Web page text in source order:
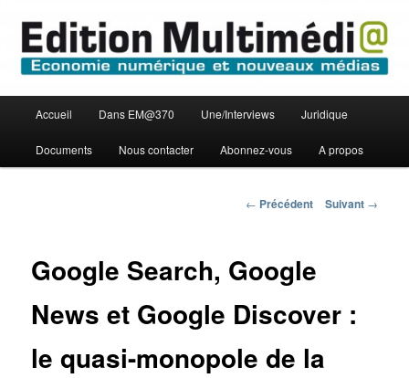
contenu
principalEdition Multimédi@
principal
Accueil Dans EM@370 Une/Interviews Juridique
Documents Nous contacter Abonnez-vous A propos
Navigation
← Précédent Suivant →
Google Search, Google
News et Google Discover :
le quasi-monopole de la